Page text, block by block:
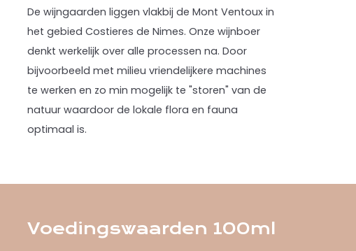
De wijngaarden liggen vlakbij de Mont Ventoux in
het gebied Costieres de Nimes. Onze wijnboer
denkt werkelijk over alle processen na. Door
bijvoorbeeld met milieu vriendelijkere machines
te werken en zo min mogelijk te "storen" van de
natuur waardoor de lokale flora en fauna
optimaal is.
Voedingswaarden 100ml